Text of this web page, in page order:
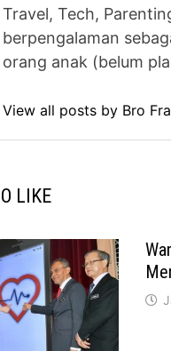
Travel, Tech,
berpengalaman
orang anak (belum
View all posts by Bro
LIKE